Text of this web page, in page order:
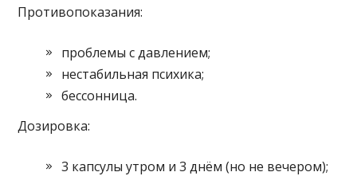
Противопоказания:
проблемы с давлением;
нестабильная психика;
бессонница.
Дозировка:
3 капсулы утром и 3 днём (но не вечером);